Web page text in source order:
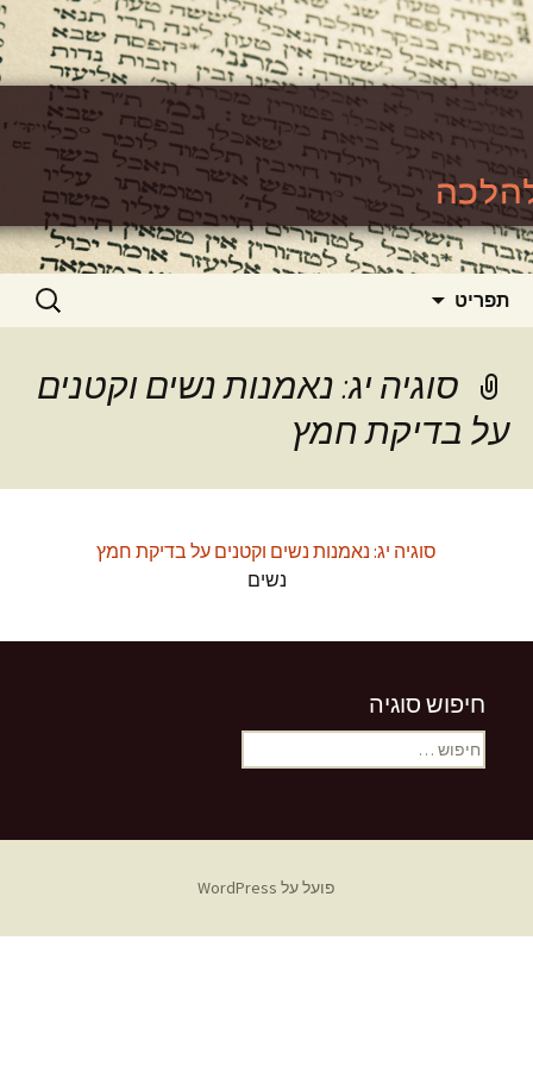
https://www.toralishma.org
האתר ללימוד סוגיות גמרא להלכה
תפריט חיפוש:
סוגיה יג: נאמנות נשים וקטנים
על בדיקת חמץ
סוגיה יג: נאמנות נשים וקטנים על בדיקת חמץ
נשים
חיפוש סוגיה
חיפוש:
פועל על WordPress